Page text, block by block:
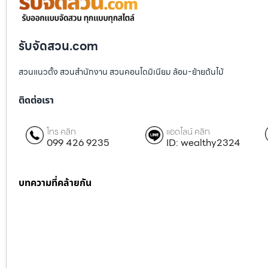
รับจัดสวน.com
สวนแนวตั้ง สวนสำนักงาน สวนคอนโดมิเนียม ล้อม-ย้ายต้นไม้
ติดต่อเรา
โทร คลิก
099 426 9235
แอดไลน์ คลิก
ID: wealthy2324
บทความที่คล้ายกัน